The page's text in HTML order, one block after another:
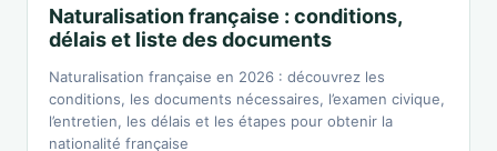
Naturalisation française : conditions,
délais et liste des documents
Naturalisation française en 2026 : découvrez les
conditions, les documents nécessaires, l’examen civique,
l’entretien, les délais et les étapes pour obtenir la
nationalité française